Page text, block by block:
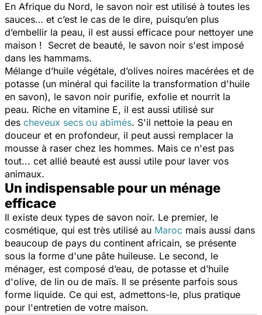
En Afrique du Nord, le savon noir est utilisé à toutes les
sauces… et c’est le cas de le dire, puisqu’en plus
d’embellir la peau, il est aussi efficace pour nettoyer une
maison ! Secret de beauté, le savon noir s'est imposé
dans les hammams.
Mélange d’huile végétale, d’olives noires macérées et de
potasse (un minéral qui facilite la transformation d'huile
en savon), le savon noir purifie, exfolie et nourrit la
peau. Riche en vitamine E, il est aussi utilisé sur
des cheveux secs ou abîmés. S'il nettoie la peau en
douceur et en profondeur, il peut aussi remplacer la
mousse à raser chez les hommes. Mais ce n'est pas
tout... cet allié beauté est aussi utile pour laver vos
animaux.
Un indispensable pour un ménage
efficace
Il existe deux types de savon noir. Le premier, le
cosmétique, qui est très utilisé au Maroc mais aussi dans
beaucoup de pays du continent africain, se présente
sous la forme d'une pâte huileuse. Le second, le
ménager, est composé d’eau, de potasse et d’huile
d'olive, de lin ou de maïs. Il se présente parfois sous
forme liquide. Ce qui est, admettons-le, plus pratique
pour l'entretien de votre maison.